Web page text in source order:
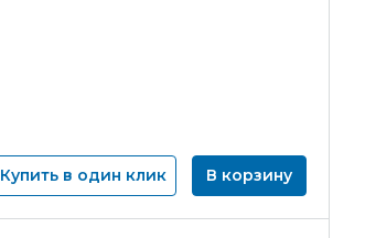
Купить в один клик В корзину